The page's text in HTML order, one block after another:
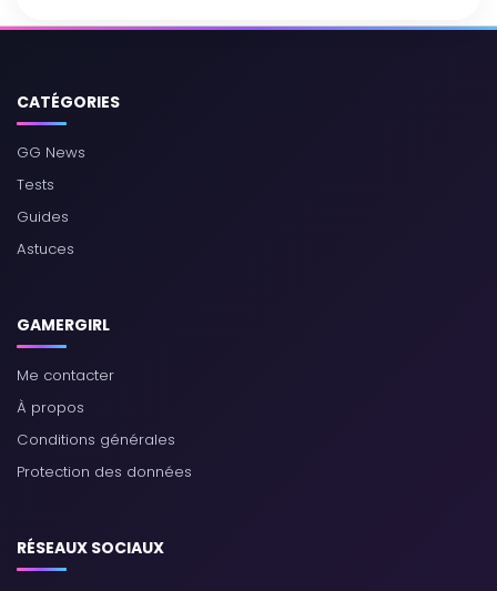
CATÉGORIES
GG News
Tests
Guides
Astuces
GAMERGIRL
Me contacter
À propos
Conditions générales
Protection des données
RÉSEAUX SOCIAUX